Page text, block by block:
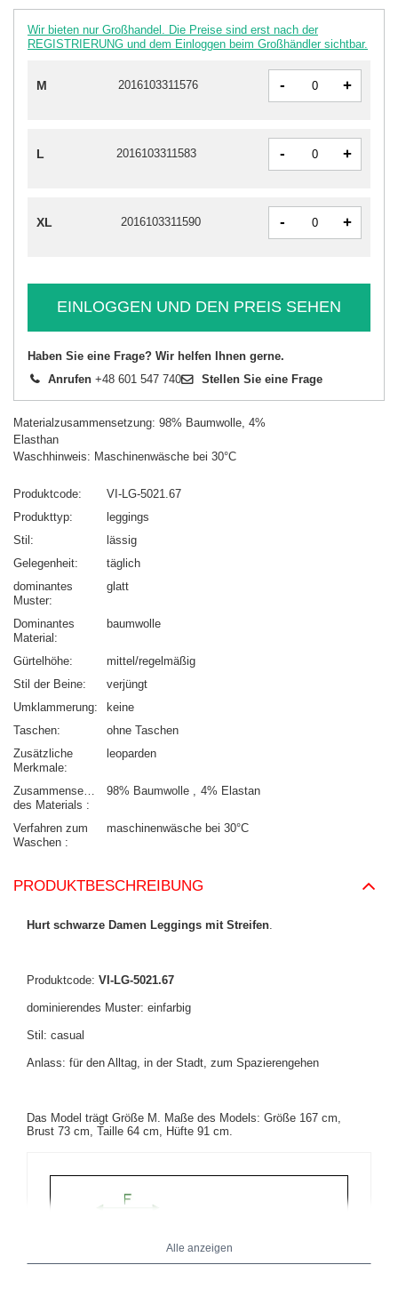
Wir bieten nur Großhandel. Die Preise sind erst nach der
REGISTRIERUNG und dem Einloggen beim Großhändler sichtbar.
M 2016103311576 - +
L 2016103311583 - +
XL 2016103311590 - +
EINLOGGEN UND DEN PREIS SEHEN
Haben Sie eine Frage? Wir helfen Ihnen gerne.
Anrufen +48 601 547 740 Stellen Sie eine Frage
Materialzusammensetzung: 98% Baumwolle, 4%
Elasthan
Waschhinweis: Maschinenwäsche bei 30°C
Produktcode
VI-LG-5021.67
Produkttyp
leggings
Stil
lässig
Gelegenheit
täglich
dominantes
Muster
glatt
Dominantes
Material
baumwolle
Gürtelhöhe
mittel/regelmäßig
Stil der Beine
verjüngt
Umklammerung
keine
Taschen
ohne Taschen
Zusätzliche
Merkmale
leoparden
Zusammensetzung
des Materials
98% Baumwolle 4% Elastan
Verfahren zum
Waschen
maschinenwäsche bei 30°C
PRODUKTBESCHREIBUNG
Hurt schwarze Damen Leggings mit Streifen
Produktcode: VI-LG-5021.67
dominierendes Muster: einfarbig
Stil: casual
Anlass: für den Alltag, in der Stadt, zum Spazierengehen
Das Model trägt Größe M. Maße des Models: Größe 167 cm,
Brust 73 cm, Taille 64 cm, Hüfte 91 cm.
Alle anzeigen